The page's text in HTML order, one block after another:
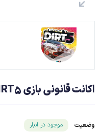
اکانت قانونی بازی DIRT5 ظرفیت2-PS4
وضعیت موجود در انبارشناسه محصول ۲۳۱۷۸